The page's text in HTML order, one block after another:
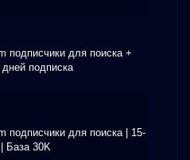
подписчики для поиска +
подписка
подписчики для поиска | 15-
База 30K